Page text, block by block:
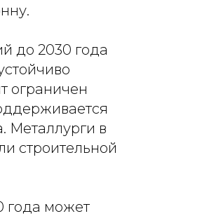
до 2030 года
ограничен
Металлурги в
строительной
года может